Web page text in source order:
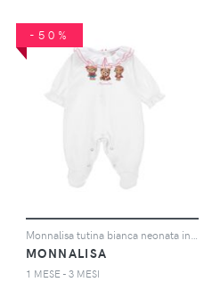
-50%
MONNALISA
1 MESE - 3 MESI